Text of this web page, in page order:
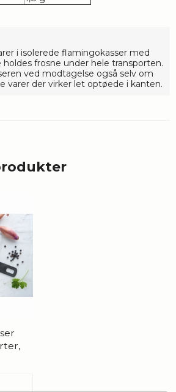
i isolerede flamingokasser med
holdes frosne under hele transporten.
ved modtagelse også selv om
varer der virker let optøede i kanten.